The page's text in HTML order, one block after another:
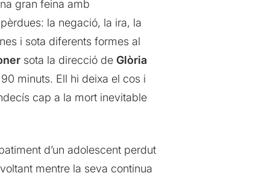
gran feina amb
la negació, la ira, la
i sota diferents formes al
sota la direcció de Glòria
minuts. Ell hi deixa el cos i
cap a la mort inevitable
d’un adolescent perdut
mentre la seva continua